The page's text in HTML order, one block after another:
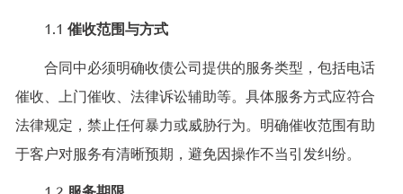
1.1 催收范围与方式
合同中必须明确收债公司提供的服务类型，包括电话
催收、上门催收、法律诉讼辅助等。具体服务方式应符合
法律规定，禁止任何暴力或威胁行为。明确催收范围有助
于客户对服务有清晰预期，避免因操作不当引发纠纷。
1.2